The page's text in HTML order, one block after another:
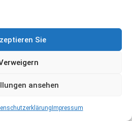
Sie
ansehen
Impressum